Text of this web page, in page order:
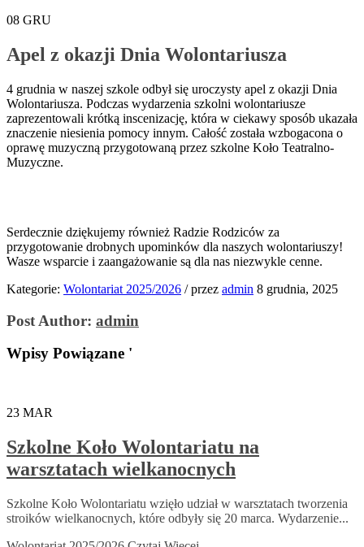
08 GRU
Apel z okazji Dnia Wolontariusza
4 grudnia w naszej szkole odbył się uroczysty apel z okazji Dnia
Wolontariusza. Podczas wydarzenia szkolni wolontariusze
zaprezentowali krótką inscenizację, która w ciekawy sposób ukazała
znaczenie niesienia pomocy innym. Całość została wzbogacona o
oprawę muzyczną przygotowaną przez szkolne Koło Teatralno-
Muzyczne.
Serdecznie dziękujemy również Radzie Rodziców za
przygotowanie drobnych upominków dla naszych wolontariuszy!
Wasze wsparcie i zaangażowanie są dla nas niezwykle cenne.
Kategorie: Wolontariat 2025/2026 /przez admin 8 grudnia, 2025
Post Author: admin
Wpisy Powiązane '
23 MAR
Szkolne Koło Wolontariatu na
warsztatach wielkanocnych
Szkolne Koło Wolontariatu wzięło udział w warsztatach tworzenia
stroików wielkanocnych, które odbyły się 20 marca. Wydarzenie...